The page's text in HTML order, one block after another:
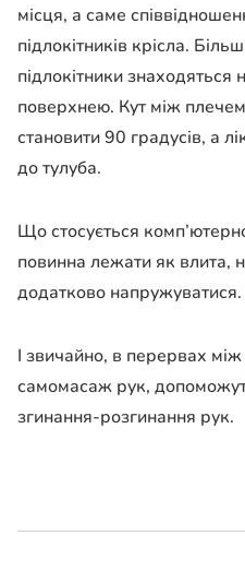
місця, а саме
підлокітників крісла.
підлокітники знаходяться
поверхнею. Кут між
становити 90 градусів, а
до тулуба.
Що стосується
повинна лежати як влита,
додатково напружуватися.
І звичайно, в перервах
самомасаж рук,
згинання-розгинання рук.